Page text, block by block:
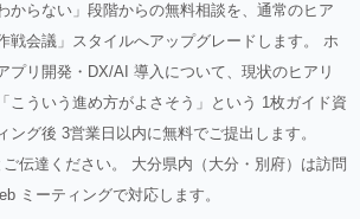
からない」段階からの無料相談を、通常のヒア
戦会議」スタイルへアップグレードします。 ホ
プリ開発・DX/AI 導入について、現状のヒアリ
こういう進め方がよさそう」という 1枚ガイド資
ング後 3営業日以内に無料でご提出します。
ご伝達ください。 大分県内（大分・別府）は訪問
ミーティングで対応します。